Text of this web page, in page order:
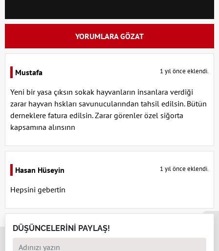
YORUMLARA GÖZAT
Mustafa 1 yıl önce eklendi.
Yeni bir yasa çıksın sokak hayvanların insanlara verdiği
zarar hayvan hskları savunucularından tahsil edilsin. Bütün
derneklere fatura edilsin. Zarar görenler özel siğorta
kapsamına alınsınn
Hasan Hüseyin 1 yıl önce eklendi.
Hepsini gebertin
DÜŞÜNCELERİNİ PAYLAŞ!